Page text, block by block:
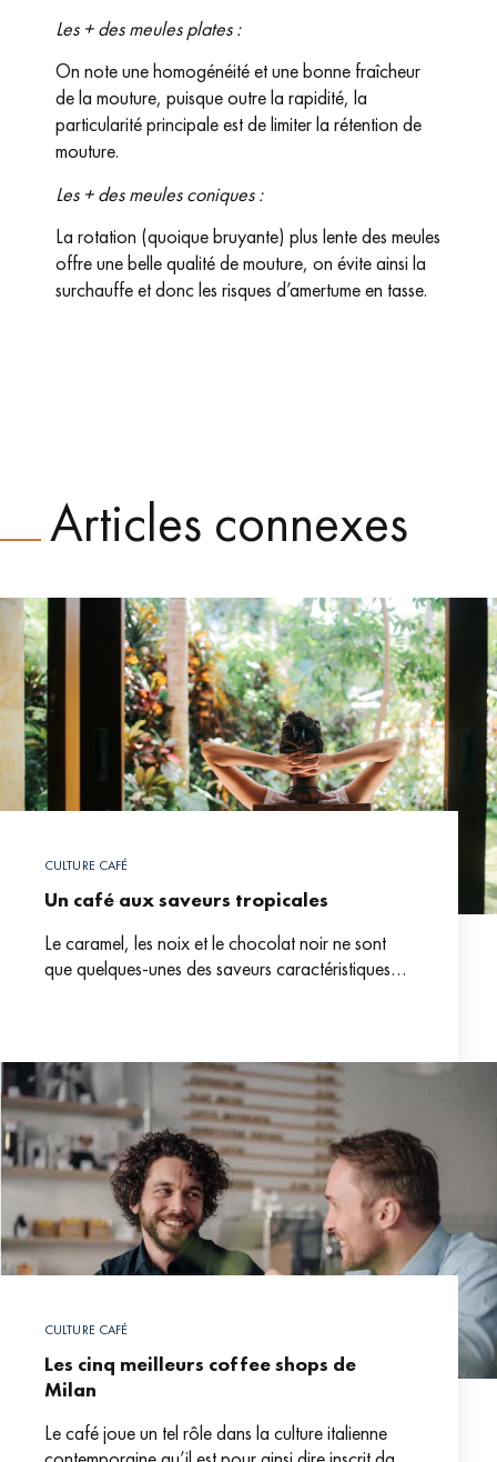
Les + des meules plates :
On note une homogénéité et une bonne fraîcheur
de la mouture, puisque outre la rapidité, la
particularité principale est de limiter la rétention de
mouture.
Les + des meules coniques :
La rotation (quoique bruyante) plus lente des meules
offre une belle qualité de mouture, on évite ainsi la
surchauffe et donc les risques d’amertume en tasse.
Articles connexes
CULTURE CAFÉ
Un café aux saveurs tropicales
Le caramel, les noix et le chocolat noir ne sont
que quelques-unes des saveurs caractéristiques
CULTURE CAFÉ
Les cinq meilleurs coffee shops de
Milan
Le café joue un tel rôle dans la culture italienne